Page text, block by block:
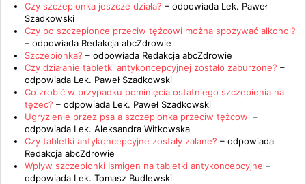
Czy szczepionka jeszcze działa? – odpowiada Lek. Paweł
Szadkowski
Czy po szczepionce przeciw tężcowi można spożywać alkohol?
– odpowiada Redakcja abcZdrowie
Szczepionka? – odpowiada Redakcja abcZdrowie
Czy działanie tabletki antykoncepcyjnej zostało zaburzone? –
odpowiada Lek. Paweł Szadkowski
Co zrobić w przypadku pominięcia ostatniego szczepienia na
tężec? – odpowiada Lek. Paweł Szadkowski
Ugryzienie przez psa a szczepionka przeciw tężcowi –
odpowiada Lek. Aleksandra Witkowska
Czy tabletki antykoncepcyjne zostały zalane? – odpowiada
Redakcja abcZdrowie
Wpływ szczepionki Ismigen na tabletki antykoncepcyjne –
odpowiada Lek. Tomasz Budlewski